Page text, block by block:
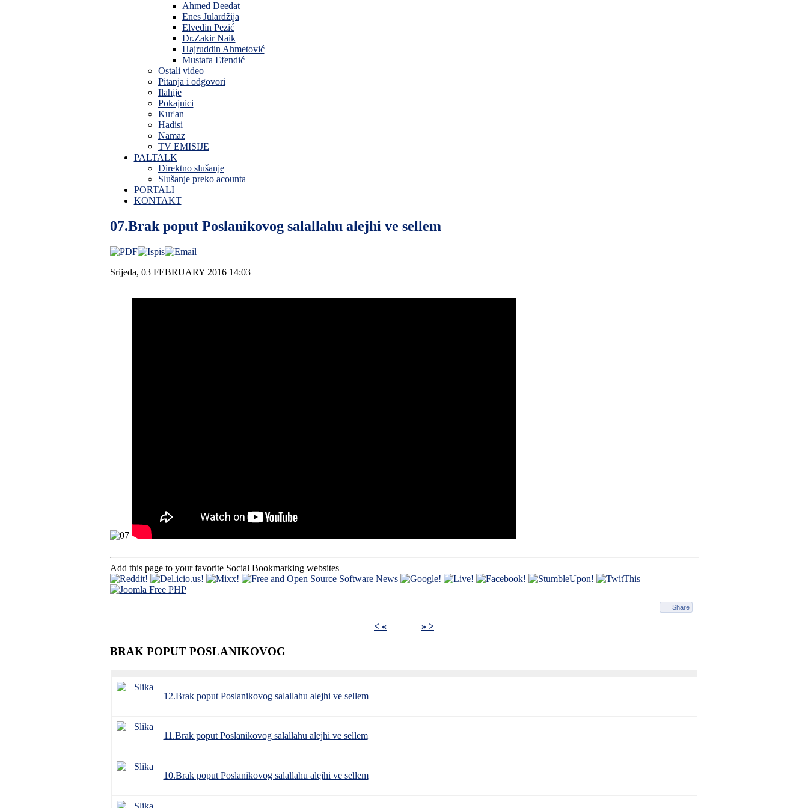
Ahmed Deedat
Enes Julardžija
Elvedin Pezić
Dr.Zakir Naik
Hajruddin Ahmetović
Mustafa Efendić
Ostali video
Pitanja i odgovori
Ilahije
Pokajnici
Kur'an
Hadisi
Namaz
TV EMISIJE
PALTALK
Direktno slušanje
Slušanje preko acounta
PORTALI
KONTAKT
07.Brak poput Poslanikovog salallahu alejhi ve sellem
Srijeda, 03 FEBRUARY 2016 14:03
Add this page to your favorite Social Bookmarking websites
Share
< « » >
BRAK POPUT POSLANIKOVOG
12.Brak poput Poslanikovog salallahu alejhi ve sellem
11.Brak poput Poslanikovog salallahu alejhi ve sellem
10.Brak poput Poslanikovog salallahu alejhi ve sellem